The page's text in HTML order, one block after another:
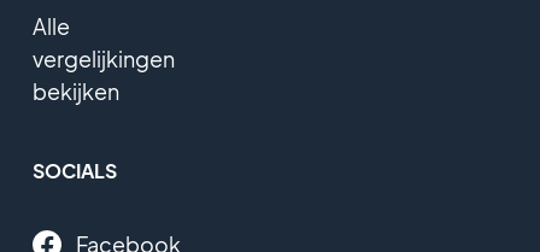
Alle
vergelijkingen
bekijken
SOCIALS
Facebook